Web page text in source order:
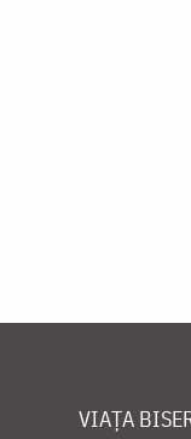
VIAȚA